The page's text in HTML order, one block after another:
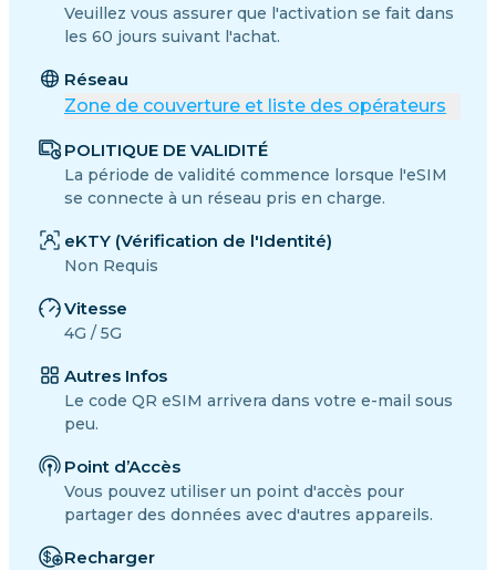
Veuillez vous assurer que l'activation se fait dans
les 60 jours suivant l'achat.
Réseau
Zone de couverture et liste des opérateurs
POLITIQUE DE VALIDITÉ
La période de validité commence lorsque l'eSIM
se connecte à un réseau pris en charge.
eKTY (Vérification de l'Identité)
Non Requis
Vitesse
4G / 5G
Autres Infos
Le code QR eSIM arrivera dans votre e-mail sous
peu.
Point d’Accès
Vous pouvez utiliser un point d'accès pour
partager des données avec d'autres appareils.
Recharger